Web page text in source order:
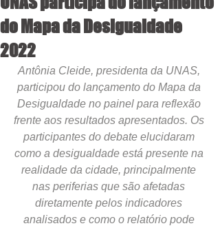
do Mapa da Desigualdade
2022
Antônia Cleide, presidenta da UNAS,
participou do lançamento do Mapa da
Desigualdade no painel para reflexão
frente aos resultados apresentados. Os
participantes do debate elucidaram
como a desigualdade está presente na
realidade da cidade, principalmente
nas periferias que são afetadas
diretamente pelos indicadores
analisados e como o relatório pode